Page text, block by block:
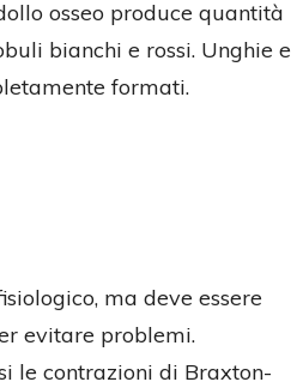
osseo produce quantità
bianchi e rossi. Unghie e
formati.
ma deve essere
evitare problemi.
le contrazioni di Braxton-